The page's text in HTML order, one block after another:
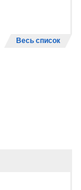
Весь список